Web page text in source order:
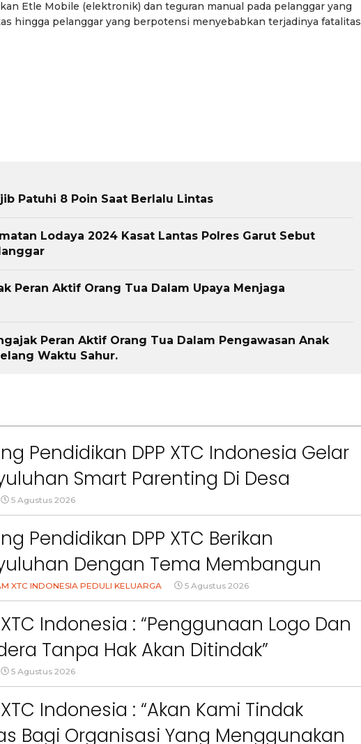
Etle Mobile (elektronik) dan teguran manual pada pelanggar yang
hingga pelanggar yang berpotensi menyebabkan terjadinya fatalitas
Patuhi 8 Poin Saat Berlalu Lintas
Lodaya 2024 Kasat Lantas Polres Garut Sebut
Peran Aktif Orang Tua Dalam Upaya Menjaga
Peran Aktif Orang Tua Dalam Pengawasan Anak
Waktu Sahur.
Pendidikan DPP XTC Indonesia Gelar
Smart Parenting Di Desa
KBB
5 Agustus 2026
Pendidikan DPP XTC Berikan
Dengan Tema Membangun
Orang Tua Dalam Menjaga
Anak Di Era Digital
XTC INDONESIA PEDULI KELUARGA 5 Agustus 2026
XTC Indonesia : “Penggunaan Logo Dan
Tanpa Hak Akan Ditindak”
5 Agustus 2026
XTC Indonesia : “Akan Kami Tindak
Bagi Organisasi Yang Menggunakan